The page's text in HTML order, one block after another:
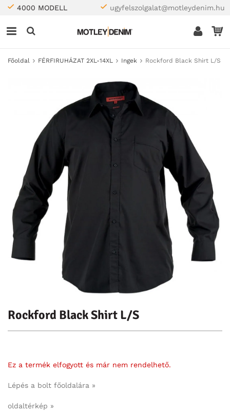
4000 MODELL ugyfelszolgalat@motleydenim.hu
Főoldal FÉRFIRUHÁZAT 2XL-14XL Ingek Rockford Black Shirt L/S
Rockford Black Shirt L/S
Ez a termék elfogyott és már nem rendelhető.
Lépés a bolt főoldalára »
oldaltérkép »